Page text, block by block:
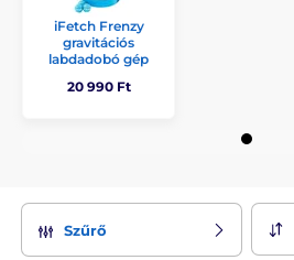
iFetch Frenzy
gravitációs
labdadobó gép
20 990 Ft
Szűrő